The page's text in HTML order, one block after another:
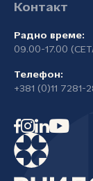
Контакт
Радно време:
09.00-17.00
Телефон:
+381 (0)11 7281-